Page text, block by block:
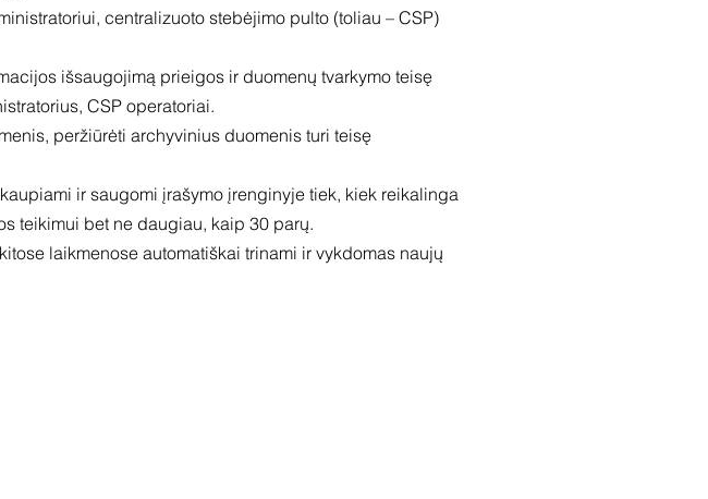
centralizuoto stebėjimo pulto (toliau – CSP)
išsaugojimą prieigos ir duomenų tvarkymo teisę
CSP operatoriai.
peržiūrėti archyvinius duomenis turi teisę
ir saugomi įrašymo įrenginyje tiek, kiek reikalinga
teikimui bet ne daugiau, kaip 30 parų.
laikmenose automatiškai trinami ir vykdomas naujų